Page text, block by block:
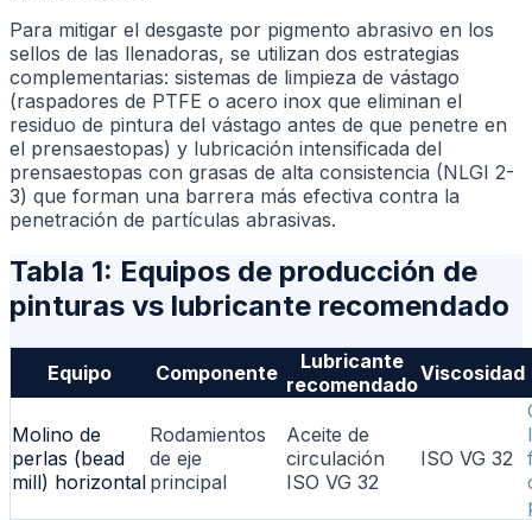
Para mitigar el desgaste por pigmento abrasivo en los
sellos de las llenadoras, se utilizan dos estrategias
complementarias: sistemas de limpieza de vástago
(raspadores de PTFE o acero inox que eliminan el
residuo de pintura del vástago antes de que penetre en
el prensaestopas) y lubricación intensificada del
prensaestopas con grasas de alta consistencia (NLGI 2-
3) que forman una barrera más efectiva contra la
penetración de partículas abrasivas.
Tabla 1: Equipos de producción de
pinturas vs lubricante recomendado
Equipo Componente
Lubricante
recomendadoViscosidad
Molino de
perlas (bead
mill) horizontal
Rodamientos
de eje
principal
Aceite de
circulación
ISO VG 32
ISO VG 32